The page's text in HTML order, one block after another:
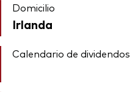
Domicilio
Irlanda
Calendario de dividendos